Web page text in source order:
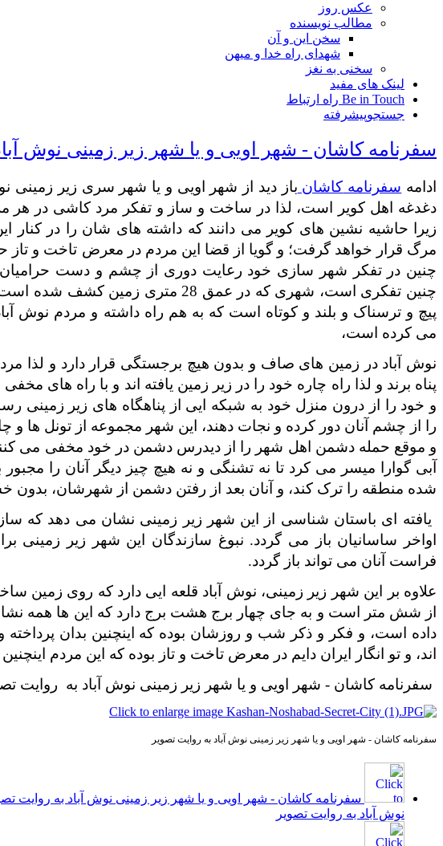
عکس روز
مطالب نویسنده
سخن این و آن
شهدای راه خدا و میهن
سخنی به نغز
لینک های مفید
Be in Touch راه ارتباط
جستجوپیشرفته
سفرنامه کاشان - شهر اویی و یا شهر زیر زمینی نوش
ادامه سفرنامه کاشان باز دید از شهر اویی و یا شهر سری زیر زمینی
دغدغه اهل کویر است، لذا در ساخت و ساز و تفکر مرد کاشی در هر
زیرا حاشیه نشین های کویر می دانند که داشته های شان را در
مرگ قرار خواهد گرفت؛ و گویا از قضا این مردم در معرض تاخت و تاز
چنین در تفکر شهر سازی خود رعایت دوری از چشم و دست حرامیان
چنین تفکری است، شهری که در عمق 28
پیچ و ترسناک و بلند و کوتاه است که به هم راه داشته و مردم نوش
می کرده است،
نوش آباد در زمین های صاف و بدون هیچ برجستگی قرار دارد و لذا
پناه برند و لذا راه چاره خود را در زیر زمین یافته اند و با راه های
و خود را از درون منزل خود به شبکه ایی از پناهگاه های زیر زمینی
را از چشم آنان دور کرده و نجات دهند، این شهر مجموعه از تونل ها
و موقع حمله دشمن اهل شهر را از دیدرس دشمن در خود مخفی می
آبی گوارا میسر می کرد تا نه تشنگی و نه هیچ چیز دیگر آنان را
شده منطقه را ترک کند، و آنان بعد از رفتن دشمن از شهرشان، بدون
اواخر ساسانیان باز می گردد. نبوغ سازندگان این شهر زیر زمینی
فراست آنان می تواند باز گردد.
علاوه بر این شهر زیر زمینی، نوش آباد قلعه ایی دارد که روی زمین
از شش متر است و به جای چهار برج هشت برج دارد که این ها همه نشان
داده است، و فکر و ذکر شب و روزشان بوده که اینچنین بدان پرداخته
اند، و تو انگار ایران دایم در معرض تاخت و تاز بوده که این مردم
سفرنامه کاشان - شهر اویی و یا شهر زیر زمینی نوش آباد به روایت
سفرنامه کاشان - شهر اویی و یا شهر زیر زمینی نوش آباد به روایت تصویر
سفرنامه کاشان - شهر اویی و یا شهر زیر زمینی نوش آباد به روایت
نوش آباد به روایت تصویر